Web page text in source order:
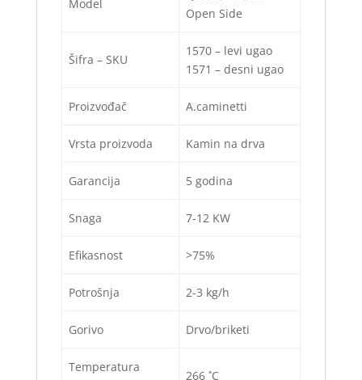
Model
Open Side
Šifra – SKU
1570 – levi ugao
1571 – desni ugao
Proizvođač A.caminetti
Vrsta proizvoda Kamin na drva
Garancija 5 godina
Snaga 7-12 KW
Efikasnost >75%
Potrošnja 2-3 kg/h
Gorivo Drvo/briketi
Temperatura
266 ˚C